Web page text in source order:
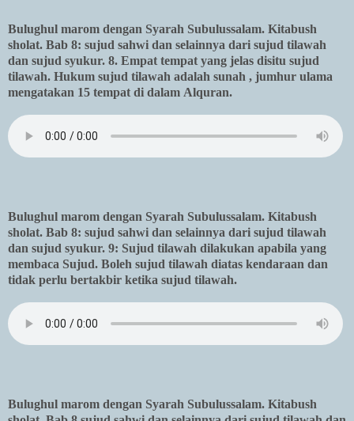
Bulughul marom dengan Syarah Subulussalam. Kitabush
sholat. Bab 8: sujud sahwi dan selainnya dari sujud tilawah
dan sujud syukur. 8. Empat tempat yang jelas disitu sujud
tilawah. Hukum sujud tilawah adalah sunah , jumhur ulama
mengatakan 15 tempat di dalam Alquran.
Bulughul marom dengan Syarah Subulussalam. Kitabush
sholat. Bab 8: sujud sahwi dan selainnya dari sujud tilawah
dan sujud syukur. 9: Sujud tilawah dilakukan apabila yang
membaca Sujud. Boleh sujud tilawah diatas kendaraan dan
tidak perlu bertakbir ketika sujud tilawah.
Bulughul marom dengan Syarah Subulussalam. Kitabush